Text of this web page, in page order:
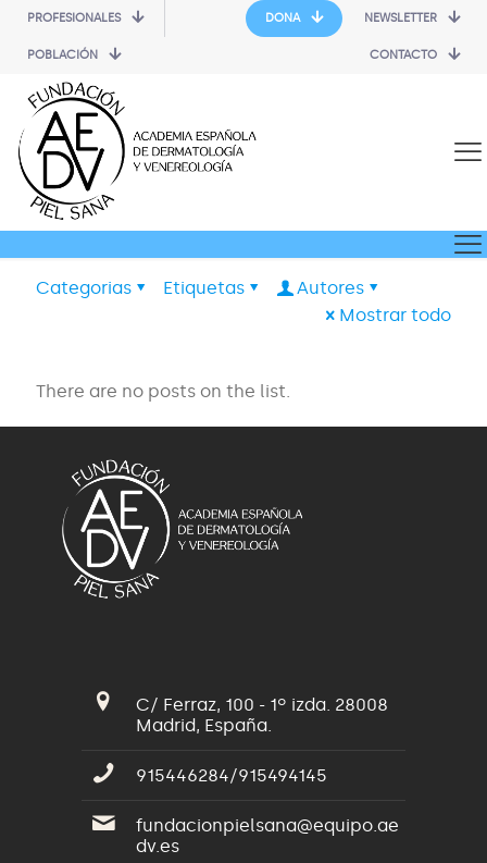
PROFESIONALES
POBLACIÓN
DONA NEWSLETTER
CONTACTO
Categorias Etiquetas
Autores
Mostrar todo
There are no posts on the list.
C/ Ferraz, 100 - 1º izda. 28008
Madrid, España.
915446284/915494145
fundacionpielsana@equipo.ae
dv.es